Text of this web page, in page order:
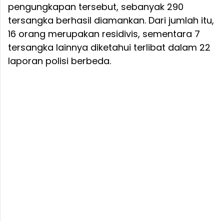
pengungkapan tersebut, sebanyak 290
tersangka berhasil diamankan. Dari jumlah itu,
16 orang merupakan residivis, sementara 7
tersangka lainnya diketahui terlibat dalam 22
laporan polisi berbeda.